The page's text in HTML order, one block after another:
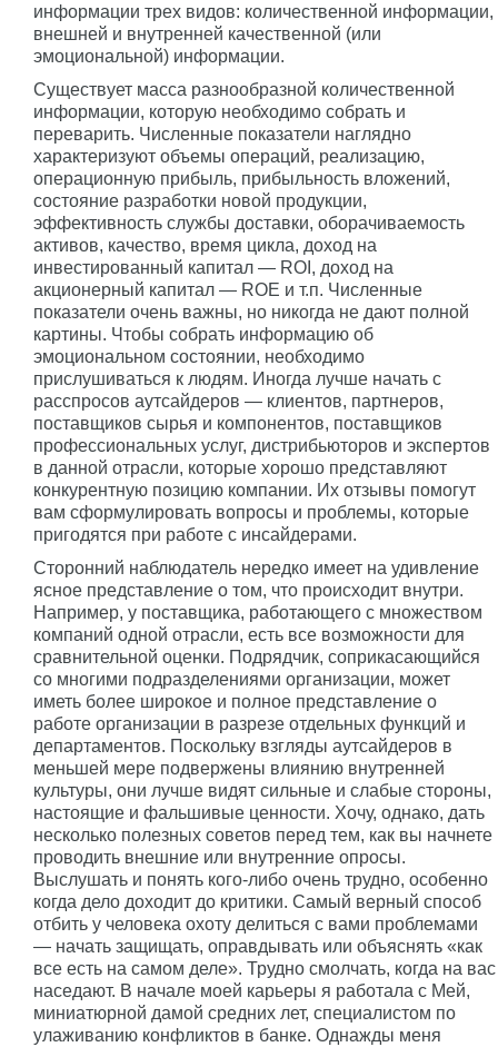
информации трех видов: количественной информации,
внешней и внутренней качественной (или
эмоциональной) информации.
Существует масса разнообразной количественной
информации, которую необходимо собрать и
переварить. Численные показатели наглядно
характеризуют объемы операций, реализацию,
операционную прибыль, прибыльность вложений,
состояние разработки новой продукции,
эффективность службы доставки, оборачиваемость
активов, качество, время цикла, доход на
инвестированный капитал — ROI, доход на
акционерный капитал — ROE и т.п. Численные
показатели очень важны, но никогда не дают полной
картины. Чтобы собрать информацию об
эмоциональном состоянии, необходимо
прислушиваться к людям. Иногда лучше начать с
расспросов аутсайдеров — клиентов, партнеров,
поставщиков сырья и компонентов, поставщиков
профессиональных услуг, дистрибьюторов и экспертов
в данной отрасли, которые хорошо представляют
конкурентную позицию компании. Их отзывы помогут
вам сформулировать вопросы и проблемы, которые
пригодятся при работе с инсайдерами.
Сторонний наблюдатель нередко имеет на удивление
ясное представление о том, что происходит внутри.
Например, у поставщика, работающего с множеством
компаний одной отрасли, есть все возможности для
сравнительной оценки. Подрядчик, соприкасающийся
со многими подразделениями организации, может
иметь более широкое и полное представление о
работе организации в разрезе отдельных функций и
департаментов. Поскольку взгляды аутсайдеров в
меньшей мере подвержены влиянию внутренней
культуры, они лучше видят сильные и слабые стороны,
настоящие и фальшивые ценности. Хочу, однако, дать
несколько полезных советов перед тем, как вы начнете
проводить внешние или внутренние опросы.
Выслушать и понять кого-либо очень трудно, особенно
когда дело доходит до критики. Самый верный способ
отбить у человека охоту делиться с вами проблемами
— начать защищать, оправдывать или объяснять «как
все есть на самом деле». Трудно смолчать, когда на вас
наседают. В начале моей карьеры я работала с Мей,
миниатюрной дамой средних лет, специалистом по
улаживанию конфликтов в банке. Однажды меня